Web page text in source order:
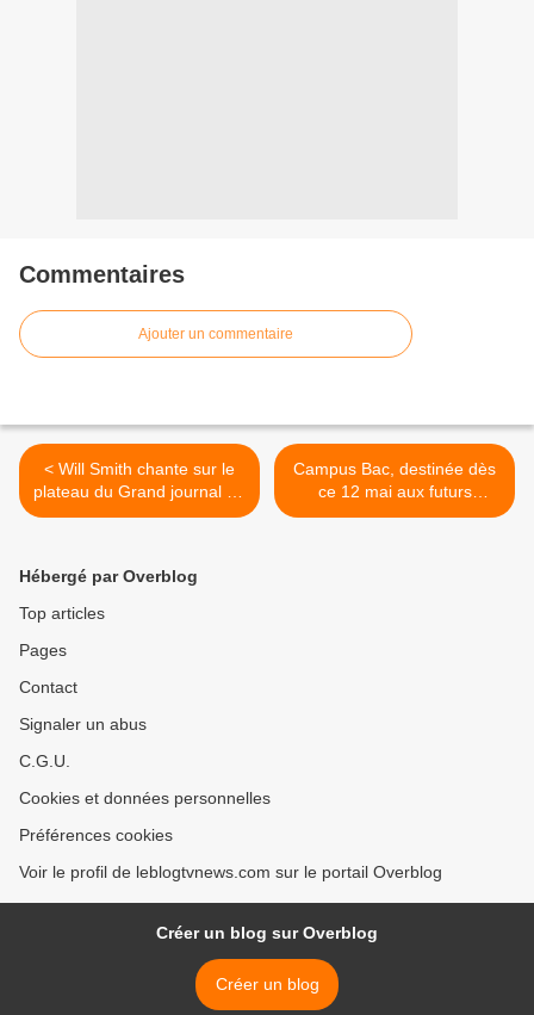
Commentaires
Ajouter un commentaire
< Will Smith chante sur le
plateau du Grand journal de
Canal+ (Vidéo).
Campus Bac, destinée dès
ce 12 mai aux futurs
bacheliers : voici les
Hébergé par Overblog
Top articles
Pages
Contact
Signaler un abus
C.G.U.
Cookies et données personnelles
Préférences cookies
Voir le profil de leblogtvnews.com sur le portail Overblog
Créer un blog sur Overblog
Créer un blog